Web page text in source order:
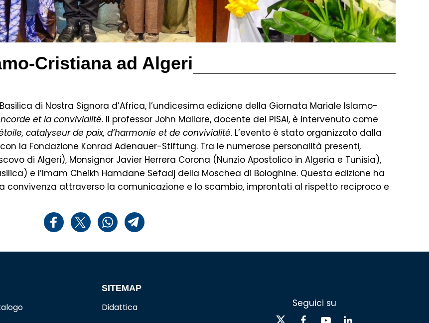
Cristiana ad Algeri
di Nostra Signora d’Africa, l’undicesima edizione della Giornata Mariale Islamo-
et la convivialité. Il professor John Mallare, docente del PISAI, è intervenuto come
catalyseur de paix, d’harmonie et de convivialité. L’evento è stato organizzato dalla
la Fondazione Konrad Adenauer-Stiftung. Tra le numerose personalità presenti,
di Algeri), Monsignor Javier Herrera Corona (Nunzio Apostolico in Algeria e Tunisia),
e l’Imam Cheikh Hamdane Sefadj della Moschea di Bologhine. Questa edizione ha
convivenza attraverso la comunicazione e lo scambio, improntati al rispetto reciproco e
SITEMAP
Didattica
Seguici su